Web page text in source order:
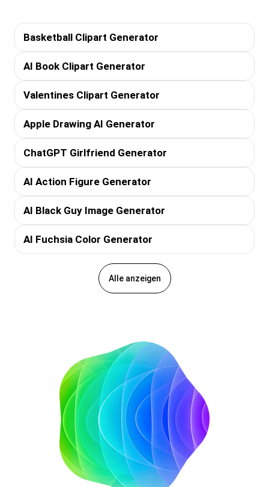
Basketball Clipart Generator
AI Book Clipart Generator
Valentines Clipart Generator
Apple Drawing AI Generator
ChatGPT Girlfriend Generator
AI Action Figure Generator
AI Black Guy Image Generator
AI Fuchsia Color Generator
Alle anzeigen